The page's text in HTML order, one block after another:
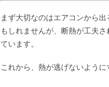
まず大切なのはエアコンから出
もしれませんが、断熱が工夫
ています。
これから、熱が逃げないように